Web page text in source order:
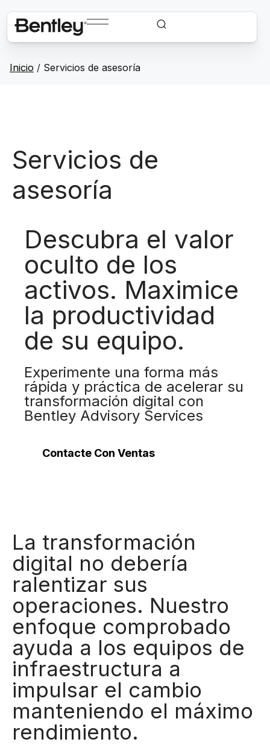
Inicio / Servicios de asesoría
Servicios de
asesoría
Descubra el valor
oculto de los
activos. Maximice
la productividad
de su equipo.
Experimente una forma más
rápida y práctica de acelerar su
transformación digital con
Bentley Advisory Services
Contacte Con Ventas
La transformación
digital no debería
ralentizar sus
operaciones. Nuestro
enfoque comprobado
ayuda a los equipos de
infraestructura a
impulsar el cambio
manteniendo el máximo
rendimiento.